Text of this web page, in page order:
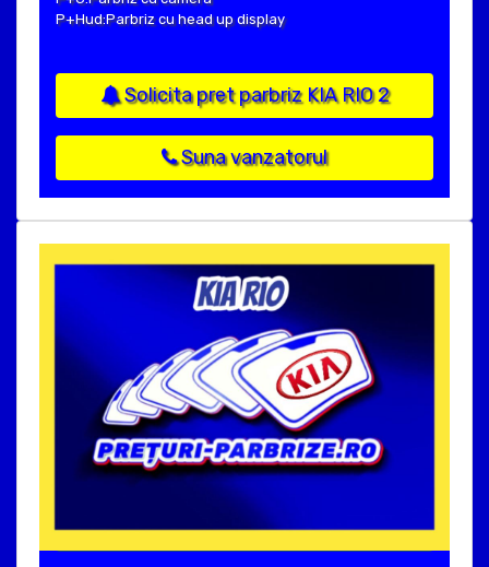
P+Hud:Parbriz cu head up display
Solicita pret parbriz KIA RIO 2
Suna vanzatorul